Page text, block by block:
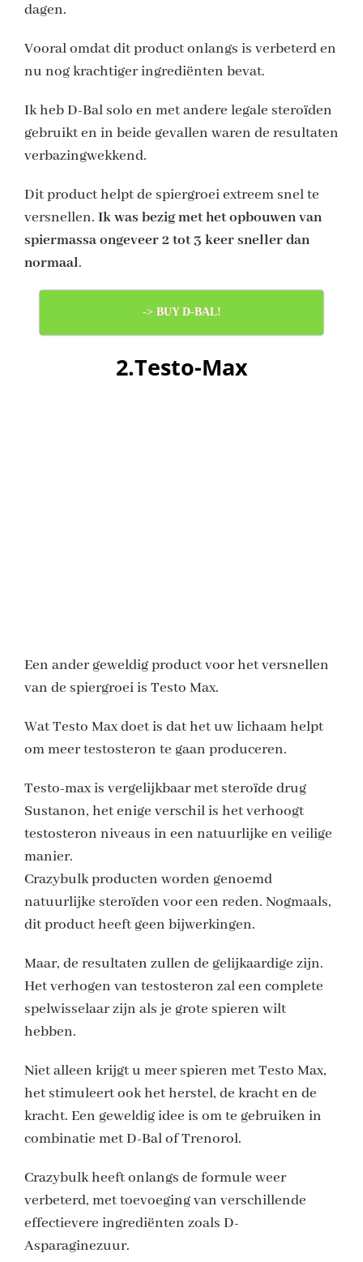
dagen.
Vooral omdat dit product onlangs is verbeterd en
nu nog krachtiger ingrediënten bevat.
Ik heb D-Bal solo en met andere legale steroïden
gebruikt en in beide gevallen waren de resultaten
verbazingwekkend.
Dit product helpt de spiergroei extreem snel te
versnellen. Ik was bezig met het opbouwen van
spiermassa ongeveer 2 tot 3 keer sneller dan
normaal.
-> BUY D-BAL!
2.Testo-Max
Een ander geweldig product voor het versnellen
van de spiergroei is Testo Max.
Wat Testo Max doet is dat het uw lichaam helpt
om meer testosteron te gaan produceren.
Testo-max is vergelijkbaar met steroïde drug
Sustanon, het enige verschil is het verhoogt
testosteron niveaus in een natuurlijke en veilige
manier.
Crazybulk producten worden genoemd
natuurlijke steroïden voor een reden. Nogmaals,
dit product heeft geen bijwerkingen.
Maar, de resultaten zullen de gelijkaardige zijn.
Het verhogen van testosteron zal een complete
spelwisselaar zijn als je grote spieren wilt
hebben.
Niet alleen krijgt u meer spieren met Testo Max,
het stimuleert ook het herstel, de kracht en de
kracht. Een geweldig idee is om te gebruiken in
combinatie met D-Bal of Trenorol.
Crazybulk heeft onlangs de formule weer
verbeterd, met toevoeging van verschillende
effectievere ingrediënten zoals D-
Asparaginezuur.